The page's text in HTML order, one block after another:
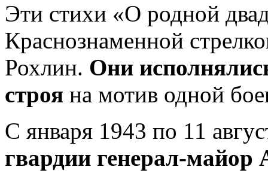
Эти стихи «О родной
Краснознаменной
Рохлин. Они
строя на мотив одной
С января 1943 по 11
гвардии генерал-